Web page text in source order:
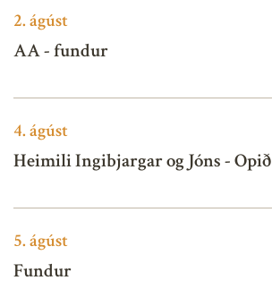
2.ágúst
AA - fundur
4.ágúst
Heimili Ingibjargar og Jóns - Opið
5.ágúst
Fundur